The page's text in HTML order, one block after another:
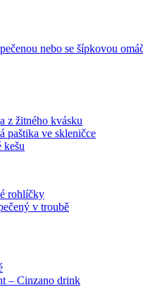
nebo se šípkovou
z žitného kvásku
paštika ve skleničce
kešu
rohlíčky
v troubě
– Cinzano drink